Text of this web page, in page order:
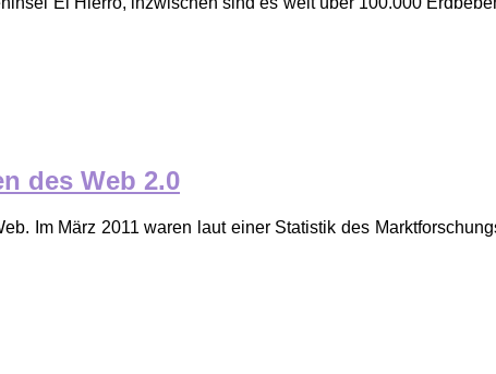
des Web 2.0
Im März 2011 waren laut einer Statistik des